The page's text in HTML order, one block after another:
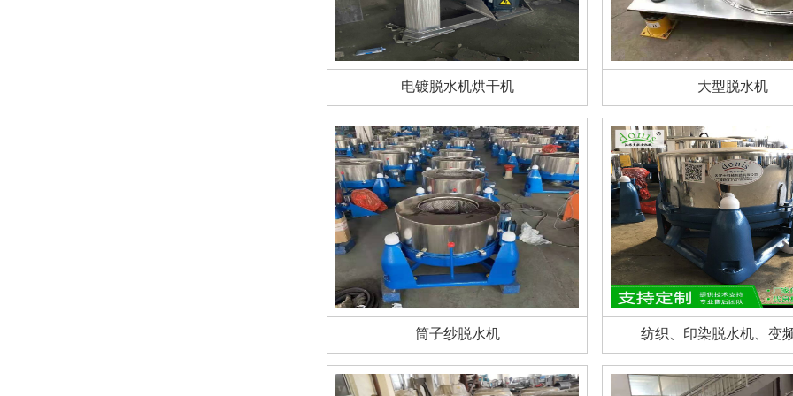
电镀脱水机烘干机 大型脱水机
筒子纱脱水机 纺织、印染脱水机、变